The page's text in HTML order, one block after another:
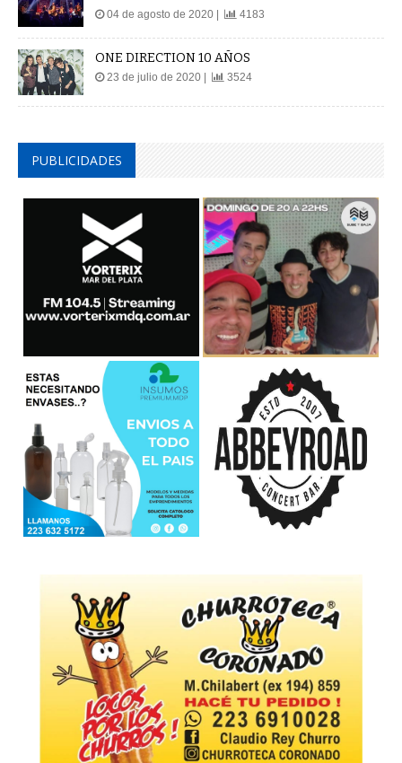
04 de agosto de 2020 | 4183
ONE DIRECTION 10 AÑOS
23 de julio de 2020 | 3524
PUBLICIDADES